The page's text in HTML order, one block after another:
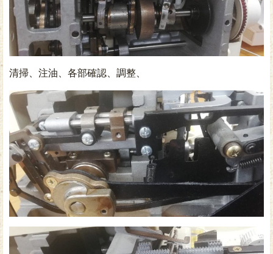
清掃、注油、各部確認、調整、